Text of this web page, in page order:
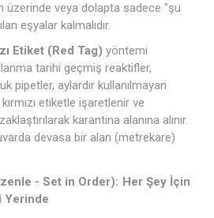
üzerinde veya dolapta sadece "şu
eşyalar kalmalıdır.
Etiket (Red Tag) yöntemi
tarihi geçmiş reaktifler,
pipetler, aylardır kullanılmayan
etiketle işaretlenir ve
karantina alanına alınır.
devasa bir alan (metrekare)
- Set in Order): Her Şey İçin
Yerinde